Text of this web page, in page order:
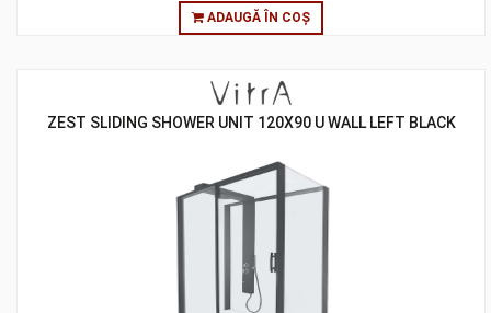
ADAUGĂ ÎN COȘ
ZEST SLIDING SHOWER UNIT 120X90 U WALL LEFT BLACK